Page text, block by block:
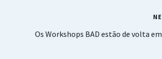
Os Workshops BAD estão de volta